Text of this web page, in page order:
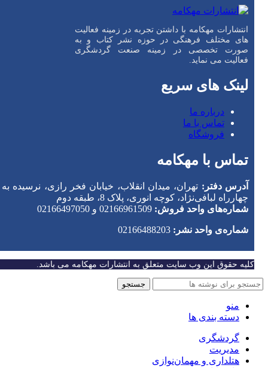
انتشارات مهکامه با داشتن تجربه در زمینه فعالیت
های مختلف فرهنگی در حوزه نشر کتاب و به
صورت تخصصی در زمینه صنعت گردشگری
فعالیت می نماید.
لینک های سریع
درباره ما
تماس با ما
فروشگاه
تماس با مهکامه
آدرس دفتر: تهران، میدان انقلاب، خیابان فخر رازی، نرسیده به
چهارراه لبافی‌نژاد، کوچه انوری، پلاک 8، طبقه دوم
شماره‌های واحد فروش: 02166961509 و 02166497050
شماره‌‌ی واحد نشر:
کلیه حقوق این وب سایت متعلق به انتشارات مهکامه می باشد.
جستجو
منو
دسته بندی ها
گردشگری
مدیریت
هتلداری و مهمان‌نوازی